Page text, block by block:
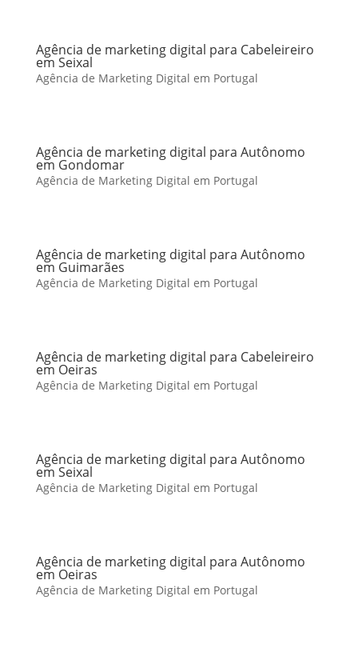
Agência de marketing digital para Cabeleireiro
em Seixal
Agência de Marketing Digital em Portugal
Agência de marketing digital para Autônomo
em Gondomar
Agência de Marketing Digital em Portugal
Agência de marketing digital para Autônomo
em Guimarães
Agência de Marketing Digital em Portugal
Agência de marketing digital para Cabeleireiro
em Oeiras
Agência de Marketing Digital em Portugal
Agência de marketing digital para Autônomo
em Seixal
Agência de Marketing Digital em Portugal
Agência de marketing digital para Autônomo
em Oeiras
Agência de Marketing Digital em Portugal